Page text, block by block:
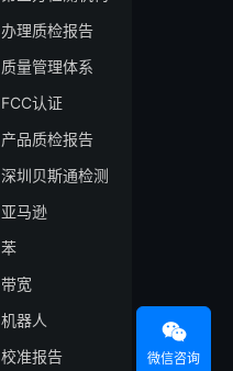
办理质检报告
质量管理体系
FCC认证
产品质检报告
深圳贝斯通检测
亚马逊
苯
带宽
机器人
校准报告

微信咨询